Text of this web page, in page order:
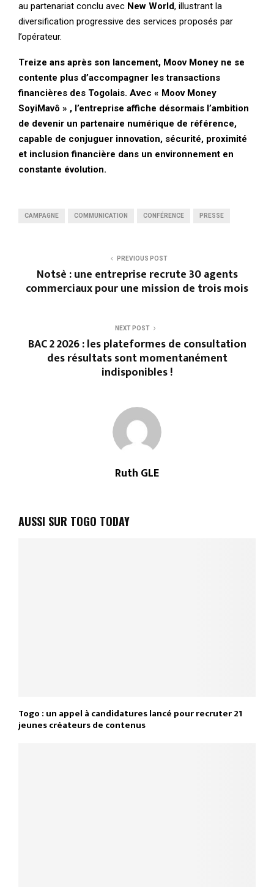
au partenariat conclu avec New World, illustrant la
diversification progressive des services proposés par
l’opérateur.
Treize ans après son lancement, Moov Money ne se
contente plus d’accompagner les transactions
financières des Togolais. Avec « Moov Money
SoyiMavô » , l’entreprise affiche désormais l’ambition
de devenir un partenaire numérique de référence,
capable de conjuguer innovation, sécurité, proximité
et inclusion financière dans un environnement en
constante évolution.
CAMPAGNE COMMUNICATION CONFÉRENCE PRESSE
PREVIOUS POST
Notsè : une entreprise recrute 30 agents
commerciaux pour une mission de trois mois
NEXT POST
BAC 2 2026 : les plateformes de consultation
des résultats sont momentanément
indisponibles !
Ruth GLE
AUSSI SUR TOGO TODAY
Togo : un appel à candidatures lancé pour recruter 21
jeunes créateurs de contenus